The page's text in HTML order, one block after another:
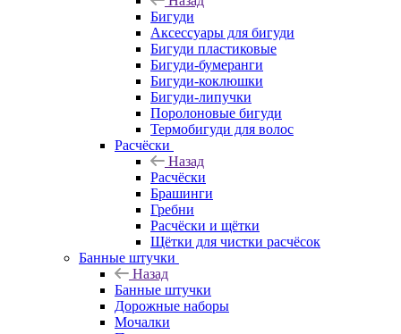
Бигуди
Аксессуары для бигуди
Бигуди пластиковые
Бигуди-бумеранги
Бигуди-коклюшки
Бигуди-липучки
Поролоновые бигуди
Термобигуди для волос
Расчёски
Назад
Расчёски
Брашинги
Гребни
Расчёски и щётки
Щётки для чистки расчёсок
Банные штучки
Назад
Банные штучки
Дорожные наборы
Мочалки